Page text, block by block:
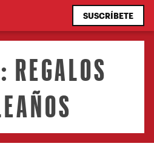
SUSCRÍBETE
REGALOS